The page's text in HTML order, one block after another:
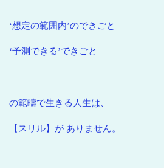
‘想定の範囲内’のできごと
‘予測できる’できごと
の範疇で生きる人生は、
【スリル】が ありません。